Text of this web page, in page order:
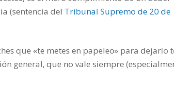
(sentencia del Tribunal Supremo de 20 de
que «te metes en papeleo» para dejarlo
general, que no vale siempre